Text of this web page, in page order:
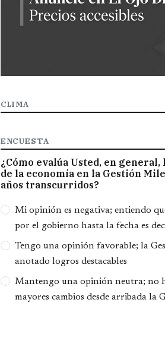
CLIMA
ENCUESTA
¿Cómo evalúa Usted, en general,
de la economía en la Gestión
años transcurridos?
Opciones
Mi opinión es negativa; entiendo
por el gobierno hasta la fecha es
Tengo una opinión favorable; la
anotado logros destacables
Mantengo una opinión neutra; no
mayores cambios desde arribada la